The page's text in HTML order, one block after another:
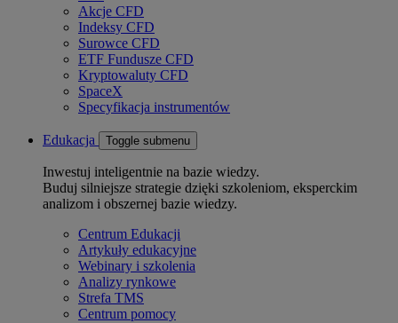
Akcje CFD
Indeksy CFD
Surowce CFD
ETF Fundusze CFD
Kryptowaluty CFD
SpaceX
Specyfikacja instrumentów
Edukacja Toggle submenu
Inwestuj inteligentnie na bazie wiedzy.
Buduj silniejsze strategie dzięki szkoleniom, eksperckim
analizom i obszernej bazie wiedzy.
Centrum Edukacji
Artykuły edukacyjne
Webinary i szkolenia
Analizy rynkowe
Strefa TMS
Centrum pomocy